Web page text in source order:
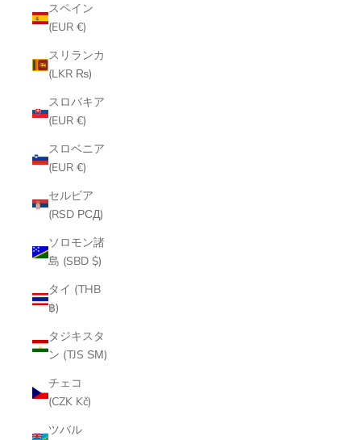
スペイン
(EUR €)
スリランカ
(LKR ₨)
スロバキア
(EUR €)
スロベニア
(EUR €)
セルビア
(RSD РСД)
ソロモン諸
島 (SBD $)
タイ (THB
฿)
タジキスタ
ン (TJS ЅМ)
チェコ
(CZK Kč)
ツバル